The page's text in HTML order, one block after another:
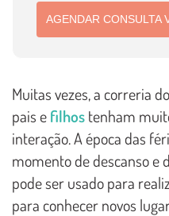
AGENDAR CONSULTA
Muitas vezes, a correria
pais efilhostenham
interação. A época das
momento de descanso e
pode ser usado para
para conhecer novos